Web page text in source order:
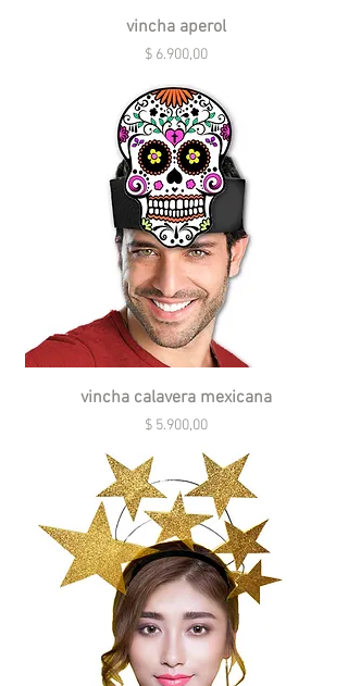
vincha aperol
Precio
$ 6.900,00
vincha calavera mexicana
Precio
$ 5.900,00